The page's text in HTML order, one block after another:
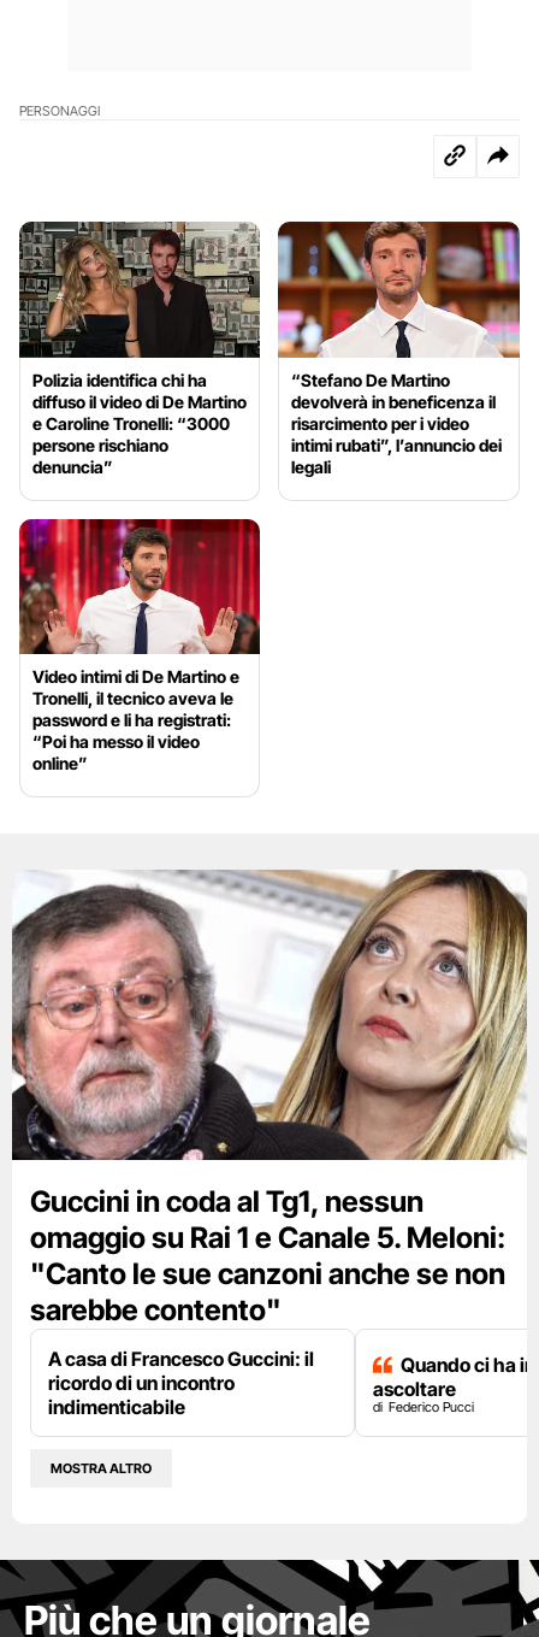
PERSONAGGI
Polizia identifica chi ha
diffuso il video di De Martino
e Caroline Tronelli: “3000
persone rischiano
denuncia”
“Stefano De Martino
devolverà in beneficenza il
risarcimento per i video
intimi rubati”, l’annuncio dei
legali
Video intimi di De Martino e
Tronelli, il tecnico aveva le
password e li ha registrati:
“Poi ha messo il video
online”
Guccini in coda al Tg1, nessun
omaggio su Rai 1 e Canale 5. Meloni:
"Canto le sue canzoni anche se non
sarebbe contento"
A casa di Francesco Guccini: il
ricordo di un incontro
indimenticabile
Quando ci ha
ascoltare
Federico Pucci
MOSTRA ALTRO
Più che un giornale